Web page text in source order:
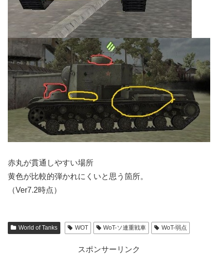
赤丸が貫通しやすい場所
黄色が比較的弾かれにくいと思う箇所。
（Ver7.2時点）
World of Tanks WOT WoT-ソ連重戦車 WoT-弱点
スポンサーリンク